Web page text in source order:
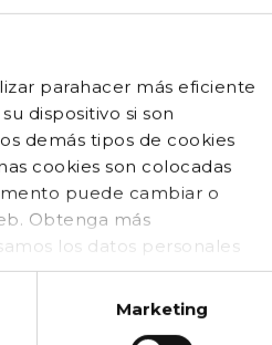
parahacer más eficiente
dispositivo si son
demás tipos de cookies
cookies son colocadas
puede cambiar o
Obtenga más
los datos personales
Marketing